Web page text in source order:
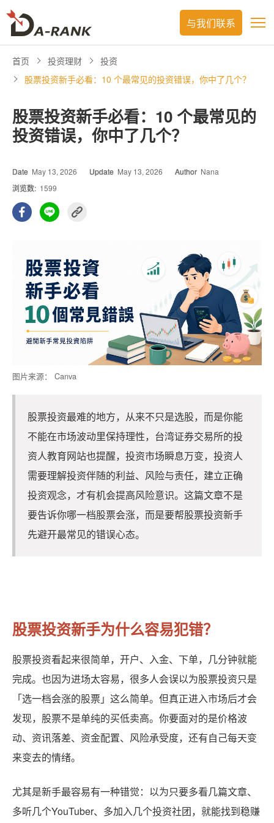
与我们联系
首页 投资理财
投资
股票投资新手必看：10 个最常见的投资错误，你中了几个？
股票投资新手必看：10 个最常见的
投资错误，你中了几个？
Date May 13, 2026 Update May 13, 2026 Author Nana
浏览数: 1599
图片来源： Canva
股票投资最难的地方，从来不只是选股，而是你能
不能在市场波动里保持理性，台湾证券交易所的投
资人教育网站也提醒，投资市场瞬息万变，投资人
需要理解投资伴随的利益、风险与责任，建立正确
投资观念，才有机会提高风险意识。这篇文章不是
要告诉你哪一档股票会涨，而是要帮股票投资新手
先避开最常见的错误心态。
股票投资新手为什么容易犯错？
股票投资看起来很简单，开户、入金、下单，几分钟就能
完成。也因为进场太容易，很多人会误以为股票投资只是
「选一档会涨的股票」这么简单。但真正进入市场后才会
发现，股票不是单纯的买低卖高。你要面对的是价格波
动、资讯落差、资金配置、风险承受度，还有自己每天变
来变去的情绪。
尤其是新手最容易有一种错觉：以为只要多看几篇文章、
多听几个YouTuber、多加入几个投资社团，就能找到稳赚